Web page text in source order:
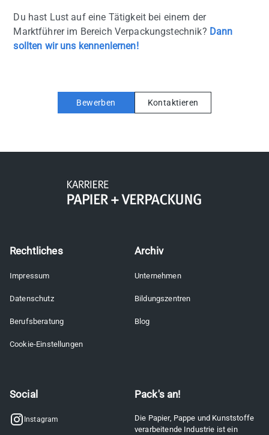
Du hast Lust auf eine Tätigkeit bei einem der
Marktführer im Bereich Verpackungstechnik? Dann
sollten wir uns kennenlernen!
Bewerben Kontaktieren
Rechtliches
Impressum
Datenschutz
Berufsberatung
Cookie-Einstellungen
Archiv
Unternehmen
Bildungszentren
Blog
Social
Instagram
Pack's an!
Die Papier, Pappe und Kunststoffe
verarbeitende Industrie ist ein